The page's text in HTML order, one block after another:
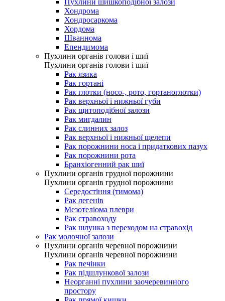
Пухлини шишкоподібної залози
Хондрома
Хондросаркома
Хордома
Шваннома
Епендимома
Пухлини органів голови і шиї
Пухлини органів голови і шиї
Рак язика
Рак гортані
Рак глотки (носо-, рото, гортаноглотки)
Рак верхньої і нижньої губи
Рак щитоподібної залози
Рак мигдалин
Рак слинних залоз
Рак верхньої і нижньої щелепи
Рак порожнини носа і придаткових пазух
Рак порожнини рота
Бранхіогенний рак шиї
Пухлини органів грудної порожнини
Пухлини органів грудної порожнини
Середостіння (тимома)
Рак легенів
Мезотеліома плеври
Рак стравоходу
Рак шлунка з переходом на стравохід
Рак молочної залози
Пухлини органів черевної порожнини
Пухлини органів черевної порожнини
Рак печінки
Рак підшлункової залози
Неорганні пухлини заочеревинного
простору